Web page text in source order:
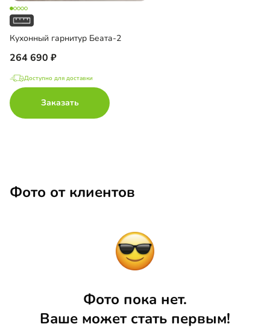
Кухонный гарнитур Беата-2
264 690
Доступно для доставки
Заказать
Фото от клиентов
Фото пока нет.
Ваше может стать первым!